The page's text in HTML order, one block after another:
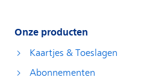
Onze producten
Kaartjes & Toeslagen
Abonnementen